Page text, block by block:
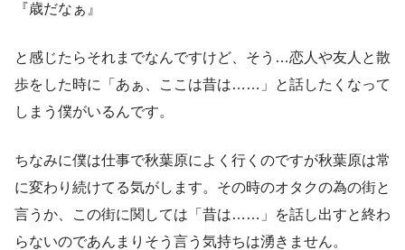
『歳だなぁ』
と感じたらそれまでなんですけど、そう…恋人や友人と散
歩をした時に「あぁ、ここは昔は……」と話したくなって
しまう僕がいるんです。
ちなみに僕は仕事で秋葉原によく行くのですが秋葉原は常
に変わり続けてる気がします。その時のオタクの為の街と
言うか、この街に関しては「昔は……」を話し出すと終わ
らないのであんまりそう言う気持ちは湧きません。